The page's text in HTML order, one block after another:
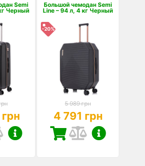
Semi
Черный
Большой чемодан Semi
Line – 94 л, 4 кг Черный
-20%
5 989 грн
4 791 грн